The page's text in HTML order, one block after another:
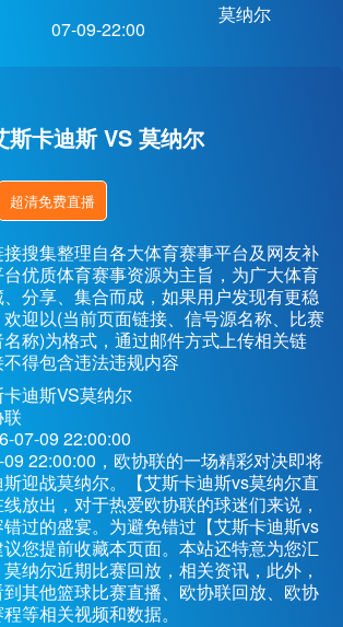
07-09-22:00
莫纳尔
斯卡迪斯 VS 莫纳尔
超清免费直播
搜集整理自各大体育赛事平台及网友补
优质体育赛事资源为主旨，为广大体育
分享、集合而成，如果用户发现有更稳
迎以(当前页面链接、信号源名称、比赛
称)为格式，通过邮件方式上传相关链
得包含违法违规内容
迪斯VS莫纳尔
07-09 22:00:00
22:00:00，欧协联的一场精彩对决即将
迎战莫纳尔。【艾斯卡迪斯vs莫纳尔直
放出，对于热爱欧协联的球迷们来说，
过的盛宴。为避免错过【艾斯卡迪斯vs
您提前收藏本页面。本站还特意为您汇
纳尔近期比赛回放，相关资讯，此外，
其他篮球比赛直播、欧协联回放、欧协
等相关视频和数据。